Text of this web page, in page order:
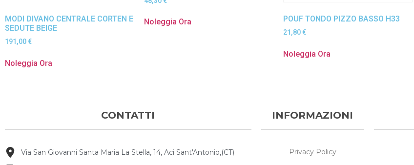
MODI DIVANO CENTRALE CORTEN E
SEDUTE BEIGE
191,00 €
Noleggia Ora
Noleggia Ora POUF TONDO PIZZO BASSO H33
21,80 €
Noleggia Ora
CONTATTI
Via San Giovanni Santa Maria La Stella, 14, Aci Sant'Antonio,(CT)
INFORMAZIONI
Privacy Policy